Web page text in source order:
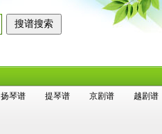
扬琴谱 提琴谱 京剧谱
越剧谱